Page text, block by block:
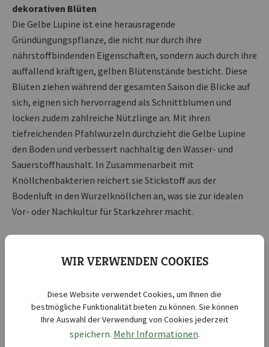
dekorativen Blüten
Die Gelbe Lupine ist eine herausragende
Gründüngungspflanze, die nicht nur durch ihre
nährstoffbindenden Eigenschaften, sondern auch durch ihre
auffallend kräftigen, gelben Blütenstände besticht. Diese
Blüten ziehen während der gesamten Saison die Blicke auf
sich, eignen sich hervorragend als Schnittblumen und
locken zudem zahlreiche Nützlinge an. Mit ihren
tiefreichenden Pfahlwurzeln durchzieht die Gelbe Lupine
den Boden und verbessert nachhaltig den Wasser- und
Sauerstoffhaushalt. In Zusammenarbeit mit
Knöllchenbakterien reichert sie Stickstoff aus der
Bodenluft in den Wurzelknöllchen an, was sie zur idealen
Vor- oder Nachkultur für Starkzehrer macht.
Attraktive Blüte:Kräftig gelbe Blütenstände, die jeden
Schnittblumeneignung:Ideal für dekorative
Blumenarrangements.
Tiefreichendes Wurzelsystem:Verbessert den Wasser- und
Sauerstoffgehalt im Boden.
WIR VERWENDEN COOKIES
Diese Website verwendet Cookies, um Ihnen die
bestmögliche Funktionalität bieten zu können. Sie können
Ihre Auswahl der Verwendung von Cookies jederzeit
speichern. Mehr Informationen.